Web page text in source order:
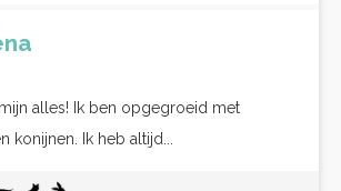
alles! Ik ben opgegroeid met
konijnen. Ik heb altijd...